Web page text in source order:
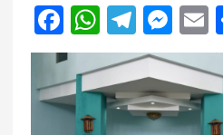
F
a
c
e
W
h
a
ts
T
el
e
g
M
e
ss
e l